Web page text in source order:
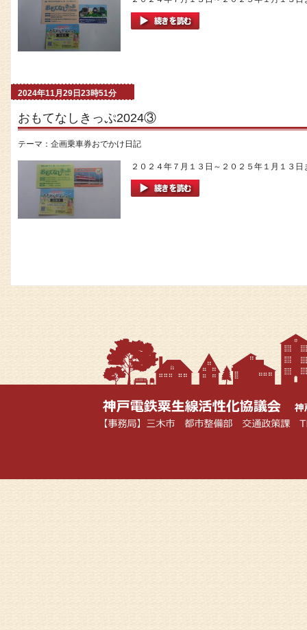
2024年11月29日23時51分
おもてなしきっぷ2024③
テーマ： 企画乗車券おでかけ日記
２０２４年７月１３日～２０２５年１月１３